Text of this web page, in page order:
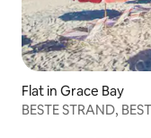
Flat in Grace Bay
BESTE STRAND,